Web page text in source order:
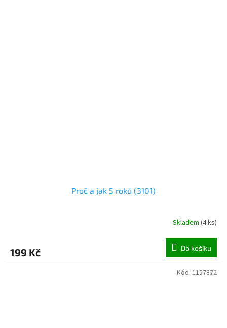
Proč a jak 5 roků (3101)
Skladem (4 ks)
199 Kč Do košíku
Kód: 1157872